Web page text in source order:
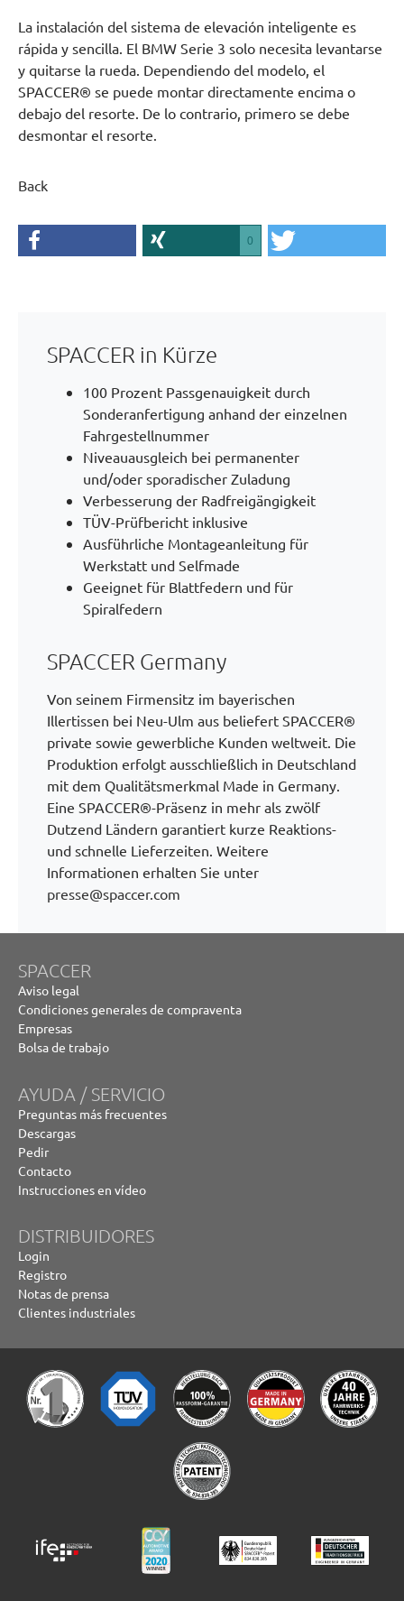
La instalación del sistema de elevación inteligente es
rápida y sencilla. El BMW Serie 3 solo necesita levantarse
y quitarse la rueda. Dependiendo del modelo, el
SPACCER® se puede montar directamente encima o
debajo del resorte. De lo contrario, primero se debe
desmontar el resorte.
Back
0
SPACCER in Kürze
100 Prozent Passgenauigkeit durch
Sonderanfertigung anhand der einzelnen
Fahrgestellnummer
Niveauausgleich bei permanenter
und/oder sporadischer Zuladung
Verbesserung der Radfreigängigkeit
TÜV-Prüfbericht inklusive
Ausführliche Montageanleitung für
Werkstatt und Selfmade
Geeignet für Blattfedern und für
Spiralfedern
SPACCER Germany
Von seinem Firmensitz im bayerischen
Illertissen bei Neu-Ulm aus beliefert SPACCER®
private sowie gewerbliche Kunden weltweit. Die
Produktion erfolgt ausschließlich in Deutschland
mit dem Qualitätsmerkmal Made in Germany.
Eine SPACCER®-Präsenz in mehr als zwölf
Dutzend Ländern garantiert kurze Reaktions-
und schnelle Lieferzeiten. Weitere
Informationen erhalten Sie unter
presse@spaccer.com
SPACCER
Aviso legal
Condiciones generales de compraventa
Empresas
Bolsa de trabajo
AYUDA / SERVICIO
Preguntas más frecuentes
Descargas
Pedir
Contacto
Instrucciones en vídeo
DISTRIBUIDORES
Login
Registro
Notas de prensa
Clientes industriales